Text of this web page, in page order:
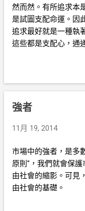
然而然。有所追求本
是試圖支配命運。因
追求最好就是一種執
這些都是支配心，通
強者
11月 19, 2014
市場中的強者，是多
原則"，我們就會保
由社會的縮影。可見
由社會的基礎。